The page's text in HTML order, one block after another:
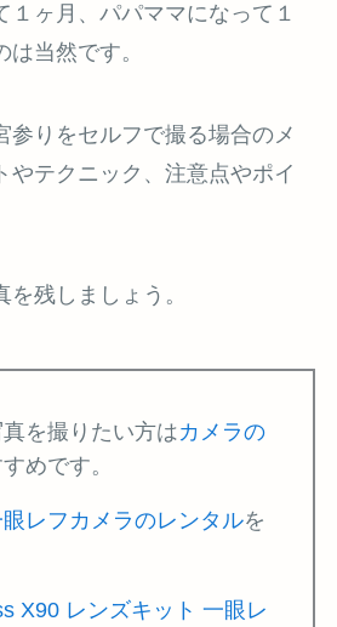
１ヶ月、パパママになって１
当然です。
参りをセルフで撮る場合のメ
やテクニック、注意点やポイ
残しましょう。
を撮りたい方はカメラの
めです。
レフカメラのレンタルを
X90 レンズキット 一眼レ